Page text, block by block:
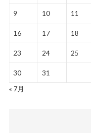
9 10 11
16 17 18
23 24 25
30
31
« 7月